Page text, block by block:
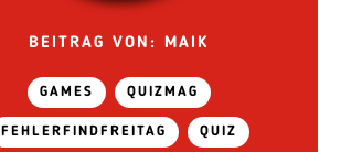
BEITRAG VON: MAIK
GAMES QUIZMAG
FEHLERFINDFREITAG QUIZ